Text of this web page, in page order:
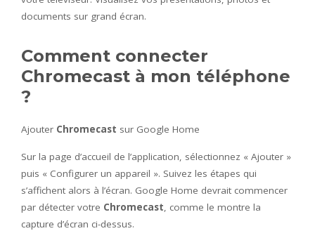
documents sur grand écran.
Comment connecter
Chromecast à mon téléphone
?
Ajouter Chromecast sur Google Home
Sur la page d’accueil de l’application, sélectionnez « Ajouter »
puis « Configurer un appareil ». Suivez les étapes qui
s’affichent alors à l’écran. Google Home devrait commencer
par détecter votre Chromecast, comme le montre la
capture d’écran ci-dessus.